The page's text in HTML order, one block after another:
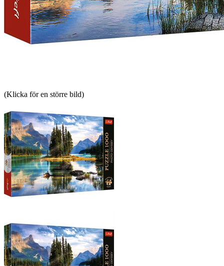
(Klicka för en större bild)